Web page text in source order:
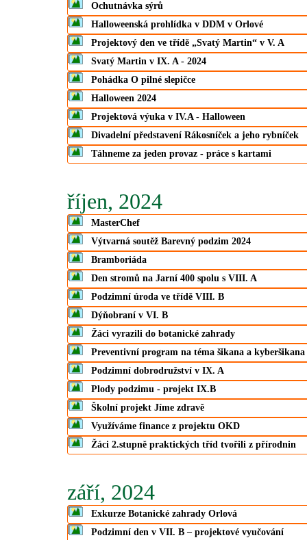
Ochutnávka sýrů
Halloweenská prohlídka v DDM v Orlové
Projektový den ve třídě „Svatý Martin“ v V. A
Svatý Martin v IX. A - 2024
Pohádka O pilné slepičce
Halloween 2024
Projektová výuka v IV.A - Halloween
Divadelní představení Rákosníček a jeho rybníček
Táhneme za jeden provaz - práce s kartami
říjen, 2024
MasterChef
Výtvarná soutěž Barevný podzim 2024
Bramboriáda
Den stromů na Jarní 400 spolu s VIII. A
Podzimní úroda ve třídě VIII. B
Dýňobraní v VI. B
Žáci vyrazili do botanické zahrady
Preventivní program na téma šikana a kyberšikana
Podzimní dobrodružství v IX. A
Plody podzimu - projekt IX.B
Školní projekt Jíme zdravě
Využíváme finance z projektu OKD
Žáci 2.stupně praktických tříd tvořili z přírodnin
září, 2024
Exkurze Botanické zahrady Orlová
Podzimní den v VII. B – projektové vyučování